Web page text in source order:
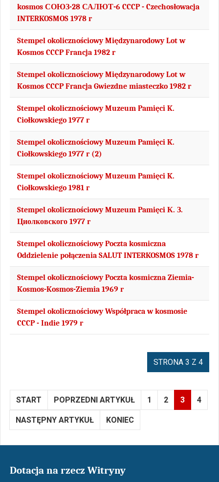
kosmos СОЮЗ-28 САЛЮТ-6 CCCP - Czechosłowacja
INTERKOSMOS 1978 r
Stempel okolicznościowy Międzynarodowy Lot w
Kosmos CCCP Francja 1982 r
Stempel okolicznościowy Międzynarodowy Lot w
Kosmos CCCP Francja Gwiezdne miasteczko 1982 r
Stempel okolicznościowy Muzeum Pamięci K.
Ciołkowskiego 1977 r
Stempel okolicznościowy Muzeum Pamięci K.
Ciołkowskiego 1977 r (2)
Stempel okolicznościowy Muzeum Pamięci K.
Ciołkowskiego 1981 r
Stempel okolicznościowy Muzeum Pamięci К. З.
Циолковского 1977 r
Stempel okolicznościowy Poczta kosmiczna
Oddzielenie połączenia SALUT INTERKOSMOS 1978 r
Stempel okolicznościowy Poczta kosmiczna Ziemia-
Kosmos-Kosmos-Ziemia 1969 r
Stempel okolicznościowy Współpraca w kosmosie
CCCP - Indie 1979 r
STRONA 3 Z 4
START POPRZEDNI ARTYKUŁ 1 2 3 4
NASTĘPNY ARTYKUŁ KONIEC
Dotacja na rzecz Witryny